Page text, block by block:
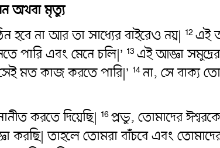
অথবা মৃত্যু
না আর তা সাধ্যের বাইরেও নয়| 12 এই
পারি এবং মেনে চলি|’ 13 এই আজ্ঞা
মত কাজ করতে পারি|’ 14না, সে বাক্য
করতে দিয়েছি| 16 প্রভু, তোমাদের
তাহলে তোমরা বাঁচবে এবং